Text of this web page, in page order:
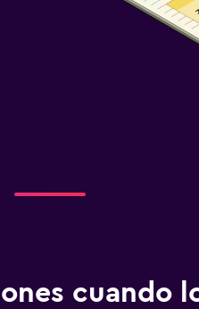
cuando